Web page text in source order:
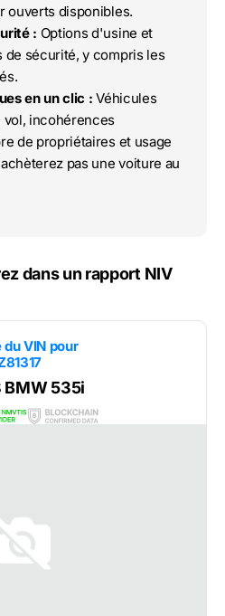
ouverts disponibles.
: Options d'usine et
de sécurité, y compris les
en un clic : Véhicules
incohérences
de propriétaires et usage
pas une voiture au
dans un rapport NIV
VIN pour
BMW 535i